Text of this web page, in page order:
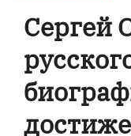
Сергей